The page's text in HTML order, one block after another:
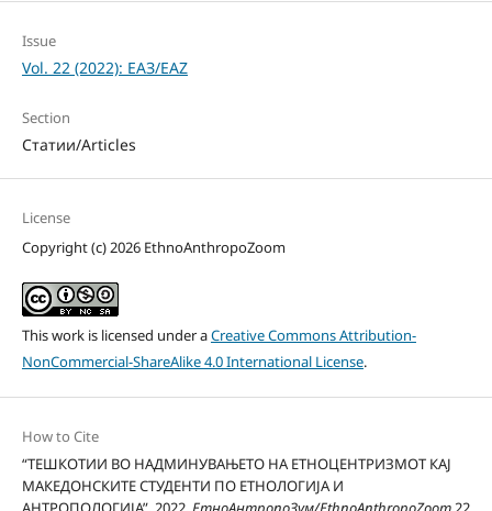
Issue
Vol. 22 (2022): ЕАЗ/EAZ
Section
Статии/Articles
License
Copyright (c) 2026 EthnoAnthropoZoom
This work is licensed under aCreative Commons Attribution-
NonCommercial-ShareAlike 4.0 International License.
How to Cite
“ТЕШКОТИИ ВО НАДМИНУВАЊЕТО НА ЕТНОЦЕНТРИЗМОТ КАЈ
МАКЕДОНСКИТЕ СТУДЕНТИ ПО ЕТНОЛОГИЈА И